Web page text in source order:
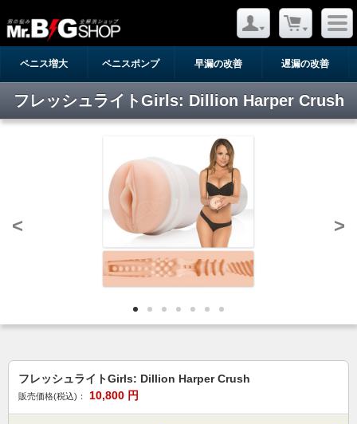
ペニス増大 ペニスポンプ 早漏の改善 遅漏の改善
フレッシュライトGirls: Dillion Harper Crush
< >
フレッシュライトGirls: Dillion Harper Crush
販売価格(税込)： 10,800 円